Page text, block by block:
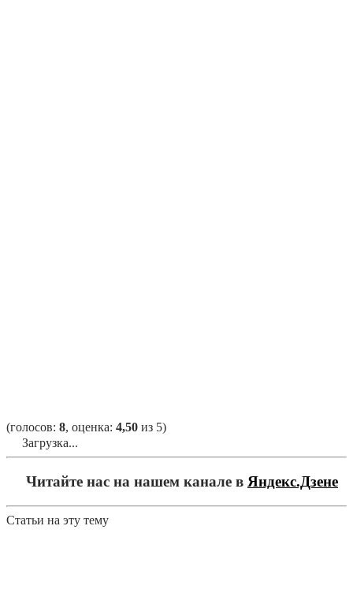
(голосов: 8, оценка: 4,50 из 5)
Загрузка...
Читайте нас на нашем канале в Яндекс.Дзене
Статьи на эту тему